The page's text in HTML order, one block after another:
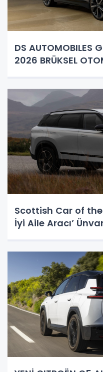
DS AUTOMOBILES
2026 BRÜKSEL
Scottish Car of the
İyi Aile Aracı’